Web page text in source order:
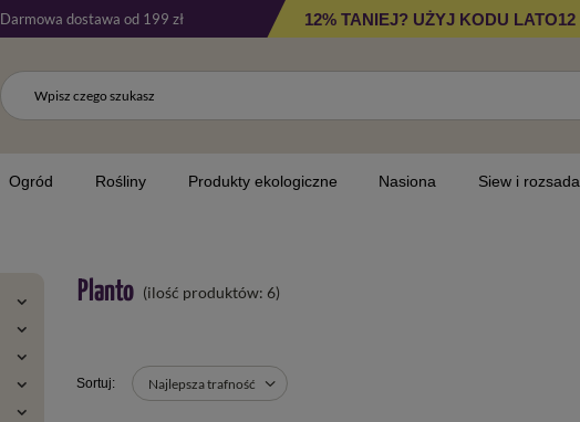
Darmowa dostawa od 199 zł 12% TANIEJ? UŻYJ KODU LATO12
Ogród Rośliny Produkty ekologiczne Nasiona Siew i rozsada
Planto (ilość produktów: 6)
Najlepsza trafność